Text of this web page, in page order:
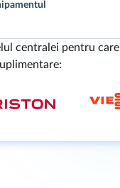
centralei pentru